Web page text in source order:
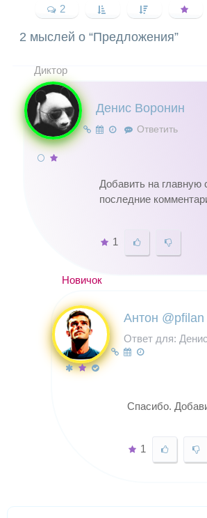
2
2 мыслей о “Предложения”
Диктор
Денис Воронин
Ответить
Добавить на главную
последние
1
Новичок
Антон @pfilan
Ответ для:
Спасибо.
1